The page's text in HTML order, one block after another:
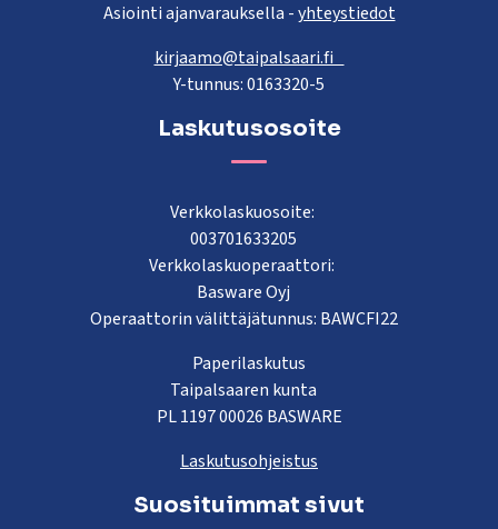
Asiointi ajanvarauksella -yhteystiedot
kirjaamo@taipalsaari.fi
Y-tunnus: 0163320-5
Laskutusosoite
Verkkolaskuosoite:
003701633205
Verkkolaskuoperaattori:
Basware Oyj
Operaattorin välittäjätunnus: BAWCFI22
Paperilaskutus
Taipalsaaren kunta
PL 1197 00026 BASWARE
Laskutusohjeistus
Suosituimmat sivut